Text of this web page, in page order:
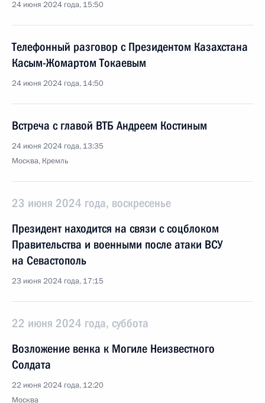
24 июня 2024 года, 15:50
Телефонный разговор с Президентом Казахстана
Касым-Жомартом Токаевым
24 июня 2024 года, 14:50
Встреча с главой ВТБ Андреем Костиным
24 июня 2024 года, 13:35
Москва, Кремль
23 июня 2024 года, воскресенье
Президент находится на связи с соцблоком
Правительства и военными после атаки ВСУ
на Севастополь
23 июня 2024 года, 17:15
22 июня 2024 года, суббота
Возложение венка к Могиле Неизвестного
Солдата
22 июня 2024 года, 12:20
Москва